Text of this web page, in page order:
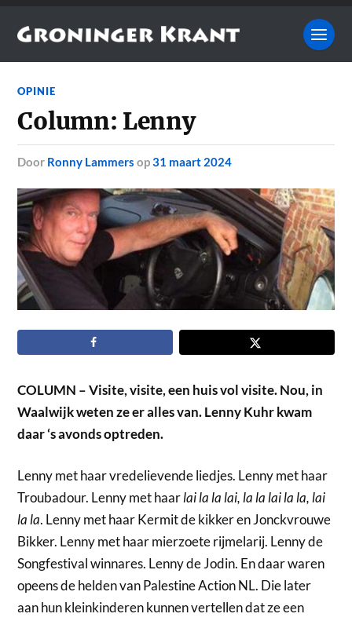
OPINIE
Column: Lenny
door Ronny Lammers op31 maart 2024
COLUMN – Visite, visite, een huis vol visite. Nou, in
Waalwijk weten ze er alles van. Lenny Kuhr kwam
daar ‘s avonds optreden.
Lenny met haar vredelievende liedjes. Lenny met haar
Troubadour. Lenny met haarlai la la lai, la la lai la la, lai
la la. Lenny met haar Kermit de kikker en Jonckvrouwe
Bikker. Lenny met haar mierzoete rijmelarij. Lenny de
Songfestival winnares. Lenny de Jodin. En daar waren
opeens de helden van Palestine Action NL. Die later
aan hun kleinkinderen kunnen vertellen dat ze een